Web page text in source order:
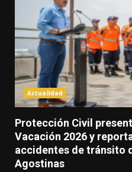
Actualidad
Protección Civil
Vacación 2026 y
accidentes de tránsito
Agostinas